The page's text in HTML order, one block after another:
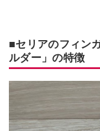
■セリアのフィン
ルダー」の特徴